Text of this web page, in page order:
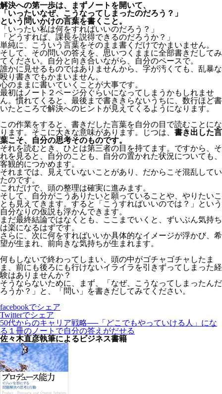
解決への第一歩は、まずノートを開いて、
「いったいなぜ、こうなってしまったのだろう？」
という問いかけの言葉を書くこと。
「いったい私は何をすればいいのだろう？」
「どうすれば、課長を説得できるのだろうか？」
単純に、こういう言葉をそのまま書くだけでかまいません。
そして、その問いの答えを、思いつくままに全部書きだしてみ
てください。自分と向き合いながら、自分のペースで。
誰かに見せるものではありませんから、字が汚くても、乱暴な
殴り書きでもかまいません。
心のままに書いていくことが大事です。
最初はノート２ページ分ぐらいになってしまうかもしれませ
ん。慣れてくると、最後まで書ききらないうちに、数行ほど書
いたところで解決へのヒントが見えてくるようになります。
この作業をすると、書きだした言葉を自分の目で読むことにな
ります。そこに大きな意味があります。じつは、 書き出した言
葉こそ、自分の思考そのものです。
それを読むとき、ひとは第三者の目を持てます。ですから、そ
れを見ると、自分のことも、自分の置かれた状況についても、
客観的につかめます。
それまでは、見えていないことがあり、だからこそ混乱してい
たのです。
これだけで、頭の整理は確実に進みます。
そして、自分がこうありたいと願っていることや、やりたいこ
とも見えてきます。すると「こうすればいいのでは？」という
自分なりの仮説も浮かんできます。
まだ最終結論ではなくとも、ここまでいくと、ずいぶん気持ち
は楽になるはずです。
さらに、次に何をすればいいか具体的なイメージが浮かび、希
望が生まれ、前向きな気持ちが生まれます。
何もしないで終わってしまい、頭の中がゴチャゴチャしたま
ま、前にも後ろにも行けないイライラを引きずってしまった経
験はありませんか？
そうならないために、まず、「なぜ、こうなってしまったんだ
ろうか？」と、「問い」を書きだしてみてください。
facebookでシェア
Twitterでシェア
50代からのキャリア戦略──「どこでもやっていける人」にな
る １冊のノートで自分の答えがだせる
佐々木直彦執筆による ビジネス書籍